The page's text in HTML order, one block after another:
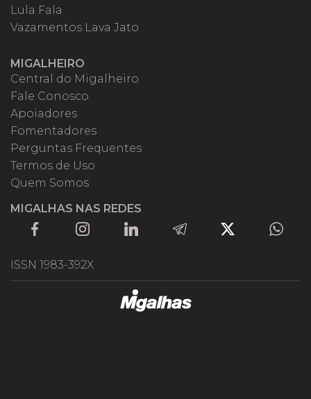
Lula Fala
Vazamentos Lava Jato
MIGALHEIRO
Central do Migalheiro
Fale Conosco
Apoiadores
Fomentadores
Perguntas Frequentes
Termos de Uso
Quem Somos
MIGALHAS NAS REDES
ISSN 1983-392X